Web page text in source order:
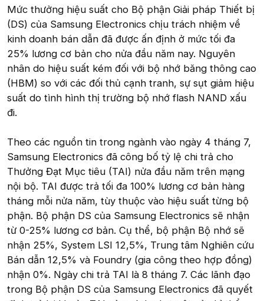
Mức thưởng hiệu suất cho Bộ phận Giải pháp Thiết bị
(DS) của Samsung Electronics chịu trách nhiệm về
kinh doanh bán dẫn đã được ấn định ở mức tối đa
25% lương cơ bản cho nửa đầu năm nay. Nguyên
nhân do hiệu suất kém đối với bộ nhớ băng thông cao
(HBM) so với các đối thủ cạnh tranh, sự sụt giảm hiệu
suất do tình hình thị trường bộ nhớ flash NAND xấu
đi.
Theo các nguồn tin trong ngành vào ngày 4 tháng 7,
Samsung Electronics đã công bố tỷ lệ chi trả cho
Thưởng Đạt Mục tiêu (TAI) nửa đầu năm trên mạng
nội bộ. TAI được trả tối đa 100% lương cơ bản hàng
tháng mỗi nửa năm, tùy thuộc vào hiệu suất từng bộ
phận. Bộ phận DS của Samsung Electronics sẽ nhận
từ 0-25% lương cơ bản. Cụ thể, bộ phận Bộ nhớ sẽ
nhận 25%, System LSI 12,5%, Trung tâm Nghiên cứu
Bán dẫn 12,5% và Foundry (gia công theo hợp đồng)
nhận 0%. Ngày chi trả TAI là 8 tháng 7. Các lãnh đạo
trong Bộ phận DS của Samsung Electronics đã quyết